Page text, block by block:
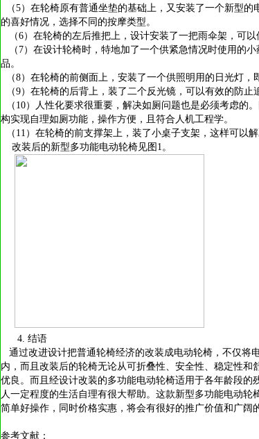
（5）在轮椅原有普通坐垫的基础上，又安装了一个新型的
的喜好情况，选择不同的按摩类型。
（6）在轮椅的左后推把上，设计安装了一把雨伞架，可以
（7）在设计轮椅时，特地加了一个供紧急情况时使用的
品。
（8）在轮椅的前侧面上，安装了一个供照明用的日光灯，
（9）在轮椅的后背上，装了二个反光镜，可以有效的防止
（10）人性化要求很重要，解决如厕问题也是必须考虑的
构实现自理如厕功能，操作方便，且符合人机工程学。
（11）在轮椅的前支撑架上，装了小桌子支架，这样可以解
改装后的新型多功能电动轮椅见图1。
4. 结语
通过改进设计把普通轮椅经济的改装成电动轮椅，不仅将
内，而且改装后的轮椅无论从可折叠性、安全性、稳定性和
优良。而且经设计改装的多功能电动轮椅适用于各年龄段的
人一定程度的生活自理有很大帮助。这款新型多功能电动轮
简单好操作，同时价格实惠，将会有很好的推广价值和广阔
参考文献：